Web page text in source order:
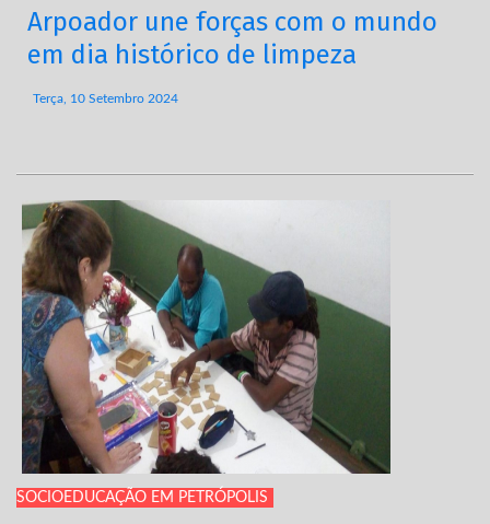
Arpoador une forças com o mundo
em dia histórico de limpeza
Terça, 10 Setembro 2024
SOCIOEDUCAÇÃO EM PETRÓPOLIS